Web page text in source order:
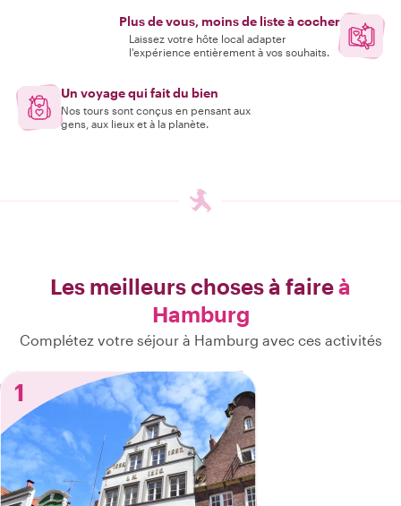
Plus de vous, moins de liste à cocher
Laissez votre hôte local adapter
l'expérience entièrement à vos souhaits.
Un voyage qui fait du bien
Nos tours sont conçus en pensant aux
gens, aux lieux et à la planète.
Les meilleurs choses à faireà
Hamburg
Complétez votre séjour à Hamburg avec ces activités
1